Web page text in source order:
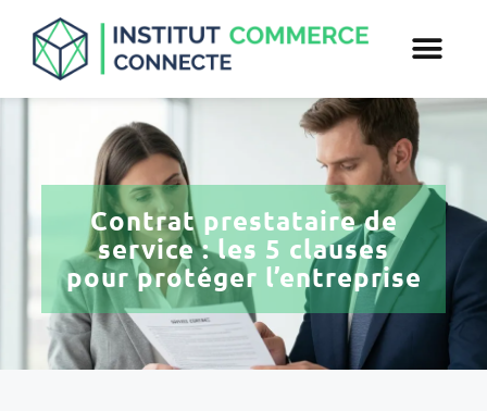
Contrat prestataire de
service : les 5 clauses
pour protéger l’entreprise